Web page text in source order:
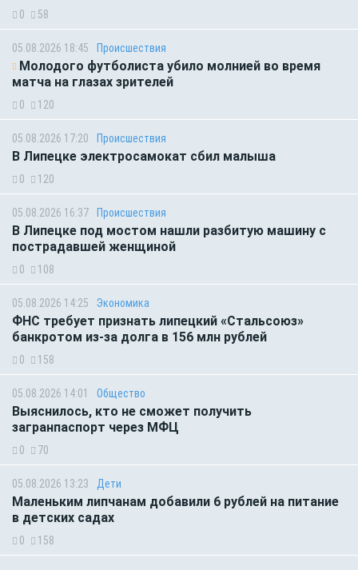
0 58
05.08.2026 18:45 Происшествия
Молодого футболиста убило молнией во время
матча на глазах зрителей
0 120
05.08.2026 17:20 Происшествия
В Липецке электросамокат сбил малыша
0 120
05.08.2026 16:37 Происшествия
В Липецке под мостом нашли разбитую машину с
пострадавшей женщиной
0 108
05.08.2026 14:25 Экономика
ФНС требует признать липецкий «Стальсоюз»
банкротом из-за долга в 156 млн рублей
0 158
05.08.2026 14:01 Общество
Выяснилось, кто не сможет получить
загранпаспорт через МФЦ
0 70
05.08.2026 13:23 Дети
Маленьким липчанам добавили 6 рублей на питание
в детских садах
0 158